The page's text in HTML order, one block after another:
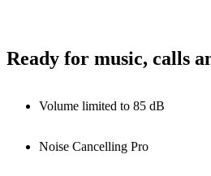
Ready for music, calls
Volume limited to 85 dB
Noise Cancelling Pro